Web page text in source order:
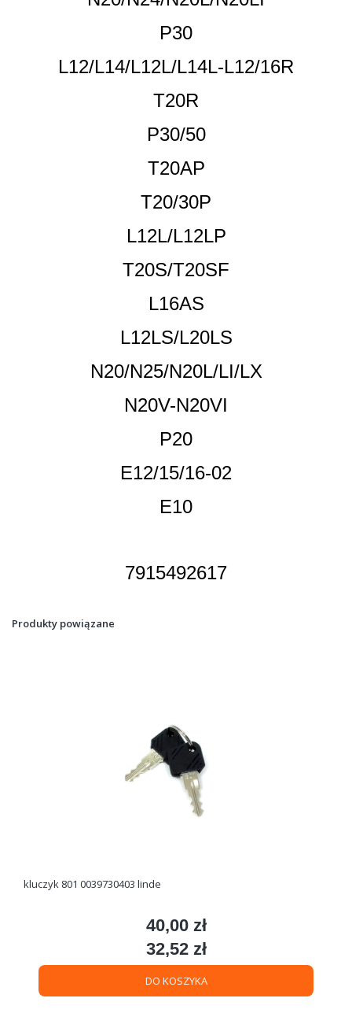
P30
L12/L14/L12L/L14L-L12/16R
T20R
P30/50
T20AP
T20/30P
L12L/L12LP
T20S/T20SF
L16AS
L12LS/L20LS
N20/N25/N20L/LI/LX
N20V-N20VI
P20
E12/15/16-02
E10
7915492617
Produkty powiązane
kluczyk 801 0039730403 linde
Cena
40,00 zł
Cena
32,52 zł
DO KOSZYKA